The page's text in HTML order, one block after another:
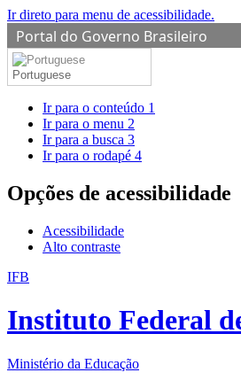
Ir direto para menu de acessibilidade.
Portal do Governo Brasileiro
Portuguese
Ir para o conteúdo 1
Ir para o menu 2
Ir para a busca 3
Ir para o rodapé 4
Opções de acessibilidade
Acessibilidade
Alto contraste
IFB
Instituto Federal
Ministério da Educação